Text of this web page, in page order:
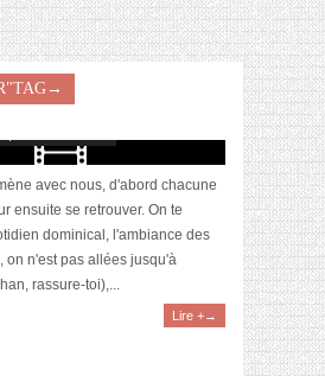
: un dimanche avec nous
avec nous, d'abord chacune
ensuite se retrouver. On te
dominical, l'ambiance des
on n'est pas allées jusqu'à
rassure-toi),...
Lire +→